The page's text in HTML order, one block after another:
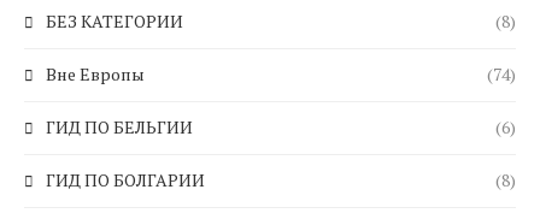
БЕЗ КАТЕГОРИИ (8)
Вне Европы (74)
ГИД ПО БЕЛЬГИИ (6)
ГИД ПО БОЛГАРИИ (8)